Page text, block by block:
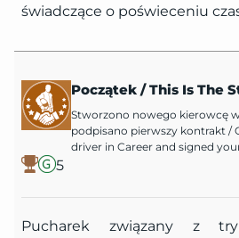
świadczące o poświeceniu
5
Początek /This Is The
Stworzono nowego kierowcę
podpisano pierwszy kontrakt /
driver in Career and signed
Pucharek związany z